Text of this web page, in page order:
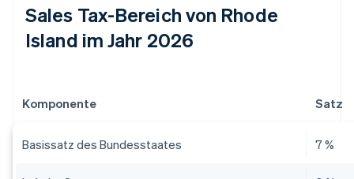
Sales Tax-Bereich von Rhode
Island im Jahr 2026
Komponente Satz
Basissatz des Bundesstaates 7 %